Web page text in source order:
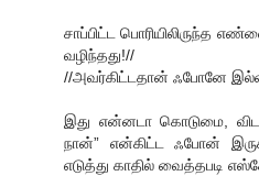
சாப்பிட்ட பொரியிலிருந்த
வழிந்தது!//
//அவர்கிட்டதான் ஃபோனே
இது என்னடா கொடுமை,
நான்” என்கிட்ட ஃபோன்
எடுத்து காதில் வைத்தபடி